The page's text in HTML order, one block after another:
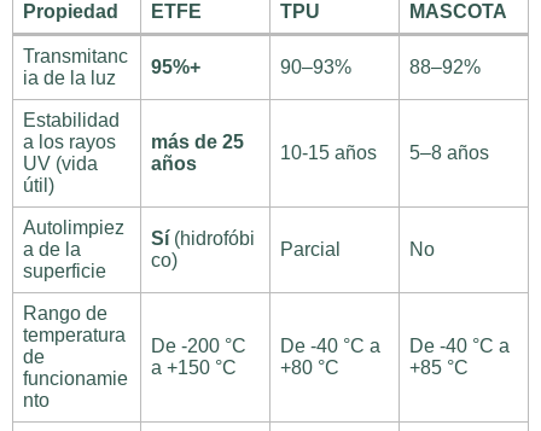
Propiedad ETFE TPU MASCOTA
Transmitanc
ia de la luz
95%+ 90–93% 88–92%
Estabilidad
a los rayos
UV (vida
útil)
más de 25
años
10-15 años 5–8 años
Autolimpiez
a de la
superficie
Sí (hidrofóbi
co)
Parcial No
Rango de
temperatura
de
funcionamie
nto
De -200 °C
a +150 °C
De -40 °C a
+80 °C
De -40 °C a
+85 °C